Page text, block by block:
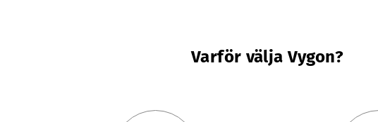
Varför välja Vygon?